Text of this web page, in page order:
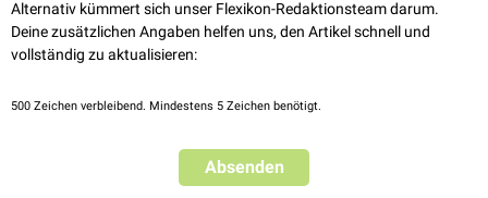
Das Os praefrontale verbindet sich in der Facies frontonasalis (s. Facies
articularis) mit demStirn-(Os frontale) undNasenbein(Os nasale).
Alternativ kümmert sich unser Flexikon-Redaktionsteam darum.
Deine zusätzlichen Angaben helfen uns, den Artikel schnell und
vollständig zu aktualisieren:
500 Zeichen verbleibend. Mindestens 5 Zeichen benötigt.
Absenden